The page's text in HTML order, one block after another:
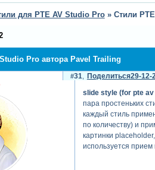
для PTE AV Studio Pro » Стили
Pro автора Pavel Trailing
Поделиться
31 29-12-
slide style (for pte
пара простеньких
каждый стиль
по количеству) и
картинки
используется